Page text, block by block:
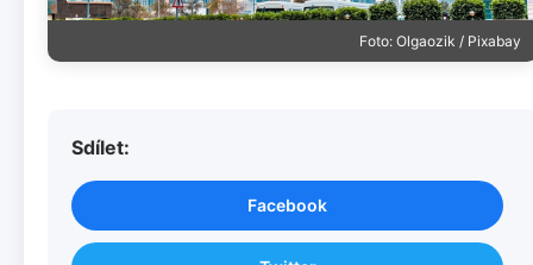
Foto: Olgaozik / Pixabay
Sdílet:
Facebook